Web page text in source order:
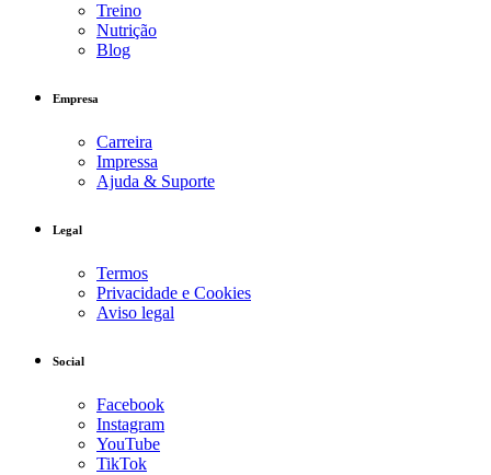
Treino
Nutrição
Blog
Empresa
Carreira
Impressa
Ajuda & Suporte
Legal
Termos
Privacidade e Cookies
Aviso legal
Social
Facebook
Instagram
YouTube
TikTok